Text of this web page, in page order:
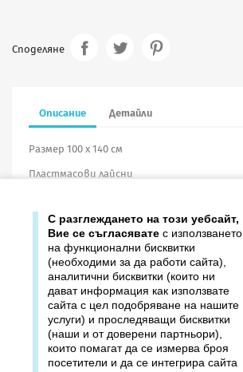
Споделяне
Описание Детайли
Размер 100 х 140 см
Пластмасови лайсни
Продукти
Издателство ДОМИНО
С разглеждането на този уебсайт,
Вие се съгласявате с използването
на функционални бисквитки
(необходими за да работи сайта),
аналитични бисквитки (които ни
дават информация как използвате
сайта с цел подобряване на нашите
услуги) и проследяващи бисквитки
(наши и от доверени партньори),
които помагат да се измерва броя
посетители и да се интегрира сайта